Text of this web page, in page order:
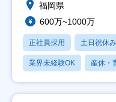
福岡県
600万~1000万
正社員採用 土日祝休み
業界未経験OK 産休・